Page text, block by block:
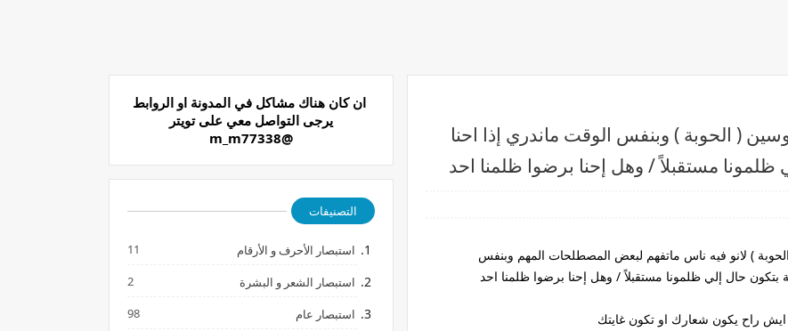
( الحوبة ) وبنفس الوقت ماندري إذا احنا
ظلمونا مستقبلاً / وهل إحنا برضوا ظلمنا احد
) لانو فيه ناس ماتفهم لبعض المصطلحات المهم وبنفس
بتكون حال إلي ظلمونا مستقبلاً / وهل إحنا برضوا ظلمنا احد
راح يكون شعارك او تكون غايتك
ان كان هناك مشاكل في المدونة او الروابط
يرجى التواصل معي على تويتر
@m_m77338
التصنيفات
استبصار الأحرف و الأرقام 11
استبصار الشعر و البشرة 2
استبصار عام 98